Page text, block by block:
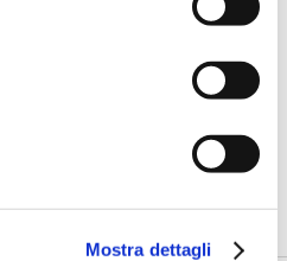
Mostra dettagli
Group): "L’AI va
i processi,
Libertini -
I proof of concept
Spesso sorprendono per la